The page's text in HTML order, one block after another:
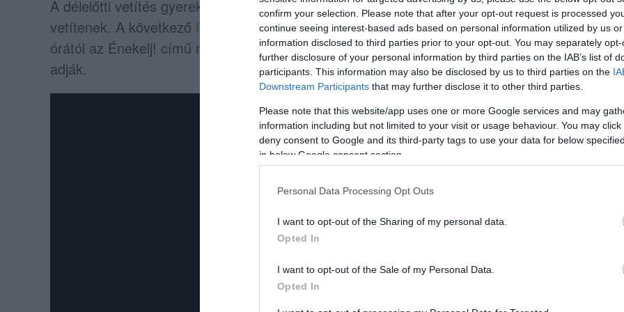
confirm your selection. Please note that after your opt-out request is processed
continue seeing interest-based ads based on personal information utilized by us
information disclosed to third parties prior to your opt-out. You may separately
further disclosure of your personal information by third parties on the IAB’s list of
participants. This information may also be disclosed by us to third parties on the
Downstream Participants that may further disclose it to other third parties.
Please note that this website/app uses one or more Google services and may
information including but not limited to your visit or usage behaviour. You may
deny consent to Google and its third-party tags to use your data for below
in below Google consent section.
Personal Data Processing Opt Outs
I want to opt-out of the Sharing of my personal data.
Opted In
I want to opt-out of the Sale of my Personal Data.
Opted In
A délelőtti vetítés gyerekeknek szól, a délután pedig egy közönségkedvencet
vetítenek. A következő filmvetítésekdecember 5-én (vasárnap)lesznek: délelőtt 10
órától az Énekelj! című mesére ülhetünk be, majd 16 órától a Gravitáció című drámát
adják.